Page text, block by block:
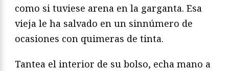
como si tuviese arena en la garganta. Esa
vieja le ha salvado en un sinnúmero de
ocasiones con quimeras de tinta.
Tantea el interior de su bolso, echa mano a